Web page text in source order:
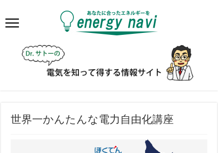
世界一かんたんな電力自由化講座